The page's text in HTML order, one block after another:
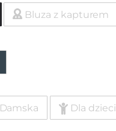
Bluza z kapturem
Damska Dla dzieci